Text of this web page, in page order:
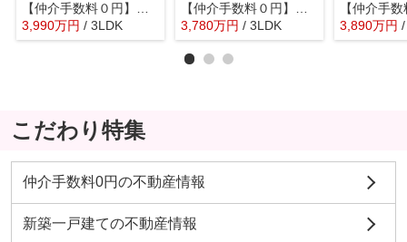
【仲介手数料０円】平塚市南原2丁目 新築一戸建て 全6棟
3,990万円 / 3LDK
【仲介手数料０円】平塚市花水台 新築一戸建て
3,780万円 / 3LDK 3,890万円
こだわり特集
仲介手数料0円の不動産情報
新築一戸建ての不動産情報